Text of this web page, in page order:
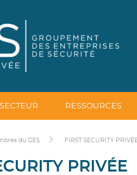
SECTEUR RESSOURCES
du GES FIRST SECURITY
PRIVÉE